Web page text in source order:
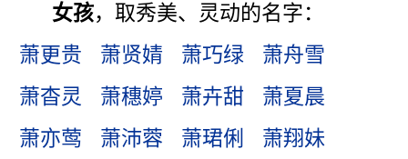
女孩，取秀美、灵动的名字：
萧更贵
萧贤婧 萧巧绿
萧舟雪
萧杳灵
萧穗婷 萧卉甜
萧夏晨
萧亦莺
萧沛蓉 萧珺俐
萧翔妹